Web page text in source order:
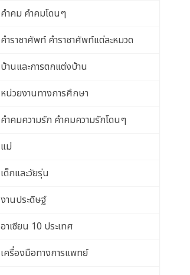
คำคม คำคมโดนๆ
คำราชาศัพท์ คำราชาศัพท์แต่ละหมวด
บ้านและการตกแต่งบ้าน
หน่วยงานทางการศึกษา
คำคมความรัก คำคมความรักโดนๆ
แม่
เด็กและวัยรุ่น
งานประดิษฐ์
อาเซียน 10 ประเทศ
เครื่องมือทางการแพทย์